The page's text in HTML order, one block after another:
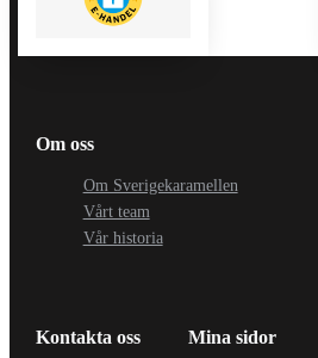
Om oss
Om Sverigekaramellen
Vårt team
Vår historia
Kontakta oss Mina sidor